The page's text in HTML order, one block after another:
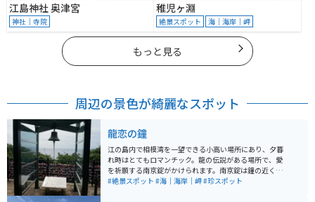
江島神社 奥津宮
神社｜寺院
稚児ヶ淵
絶景スポット 海｜海岸｜岬
もっと見る
周辺の景色が綺麗なスポット
龍恋の鐘
江の島内で相模湾を一望できる小高い場所にあり、夕暮
れ時はとてもロマンチック。龍の伝説がある場所で、愛
を祈願する南京錠がかけられます。南京錠は鐘の近くで
はなく、林道手前のお店で販売しています。
#絶景スポット #海｜海岸｜岬#珍スポット